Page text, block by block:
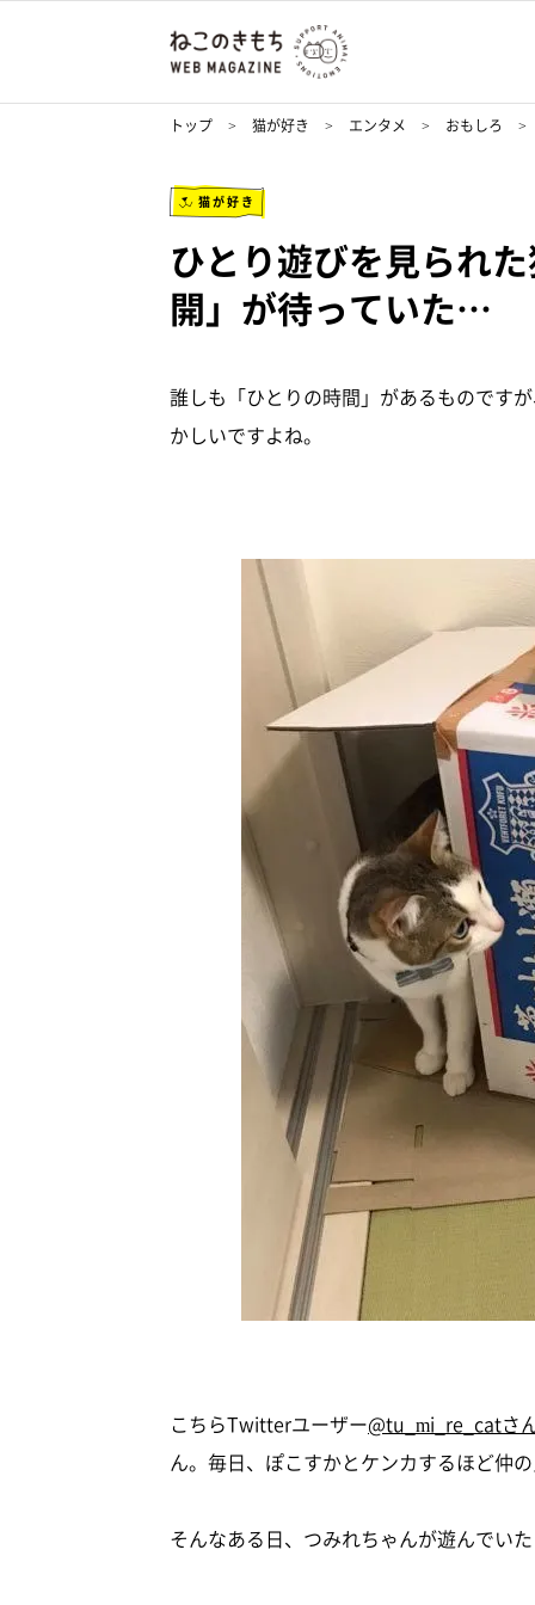
トップ 猫が好き エンタメ おもしろ
猫が好き
ひとり遊びを見られ
開」が待っていた…
誰しも「ひとりの時間」があるものです
かしいですよね。
こちらTwitterユーザー@tu_mi_re_catさ
ん。毎日、ぽこすかとケンカするほど
そんなある日、つみれちゃんが遊んでい